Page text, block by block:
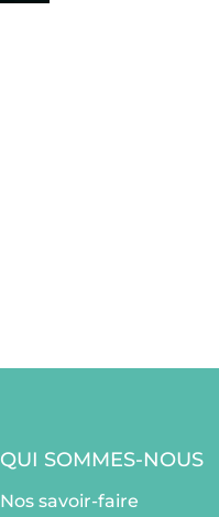
QUI SOMMES-NOUS
Nos savoir-faire